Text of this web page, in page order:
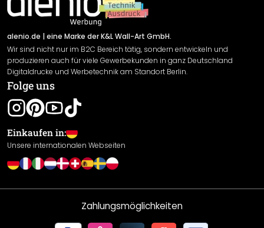
Newsletter An-/Abmeldung
Sendungsverfolgung
Versand & Zahlung
Rücksendung
Widerrufsrecht
Datenschutzerklärung
Gewährleistung
Leistungserklärung / CE-Zeichen
Cookie Einstellungen
alenio.de | eine Marke der K&L Wall-Art GmbH.
Wir sind nicht nur im B2C Bereich tätig, sondern entwickeln und
produzieren auch für viele Gewerbekunden in ganz Deutschland
Digitaldrucke und Werbetechnik am Standort Berlin.
Folge uns
Einkaufen in:
Unsere internationalen Webseiten
Zahlungsmöglichkeiten